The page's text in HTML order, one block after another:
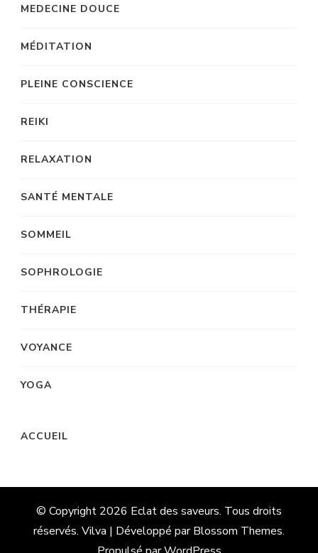
MEDECINE DOUCE
MÉDITATION
PLEINE CONSCIENCE
REIKI
RELAXATION
SANTÉ MENTALE
SOMMEIL
SOPHROLOGIE
THÉRAPIE
VOYANCE
YOGA
ACCUEIL
© Copyright 2026 Eclat des saveurs. Tous droits
réservés. Vilva | Développé parBlossom Themes.